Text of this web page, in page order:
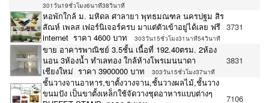
301วัน19ชั่วโมง6นาที38วินาที
หอพักใกล้ ม. มหิดล ศาลายา พุทธมณฑล นครปฐม สิร
สัณห์ เพลส เฟอร์นิเจอร์ครบ มาแต่ตัวเข้าอยู่ได้เลย ฟรี
internet ราคา 4600 บาท
303วัน15ชั่วโมง31นาที54วินาที
3731
ขาย อาคารพาณิชย์ 3.5ชั้น เนื้อที่ 192.40ตรม. 2ห้อง
นอน 3ห้องน้ำ ทำเลทอง ใกล้ห้างโพรเมนนาดา
เชียงใหม่ ราคา 3900000 บาท
303วัน15ชั่วโมง37นาที
3831
ชั้นวางจานอาหาร,ขาตั้งวางจาน,ชั้นวางผลไม้,ชั้นวาง
ขนมปัง เป็นขาตั้งเหล็กใช้จัดวางชุดอาหารแบบต่างๆ
7106